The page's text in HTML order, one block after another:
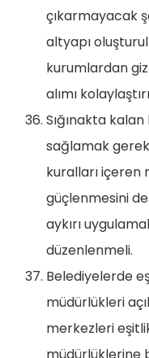
çıkarmayacak
altyapı
kurumlardan
alımı
Sığınakta
sağlamak
kuralları içeren
güçlenmesini
aykırı
düzenlenmeli.
Belediyelerde
müdürlükleri
merkezleri